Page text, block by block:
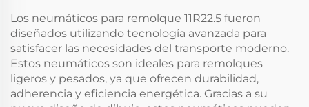
Los neumáticos para remolque 11R22.5 fueron
diseñados utilizando tecnología avanzada para
satisfacer las necesidades del transporte moderno.
Estos neumáticos son ideales para remolques
ligeros y pesados, ya que ofrecen durabilidad,
adherencia y eficiencia energética. Gracias a su